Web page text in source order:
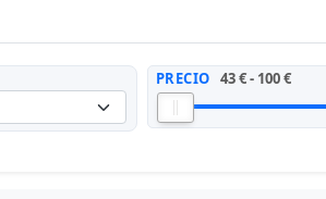
PRECIO 43 € - 100 €